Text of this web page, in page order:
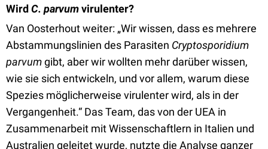
Wird C. parvumvirulenter?
Van Oosterhout weiter: „Wir wissen, dass es mehrere
Abstammungslinien des Parasiten Cryptosporidium
parvumgibt, aber wir wollten mehr darüber wissen,
wie sie sich entwickeln, und vor allem, warum diese
Spezies möglicherweise virulenter wird, als in der
Vergangenheit.“ Das Team, das von der UEA in
Zusammenarbeit mit Wissenschaftlern in Italien und
Australien geleitet wurde, nutzte die Analyse ganzer